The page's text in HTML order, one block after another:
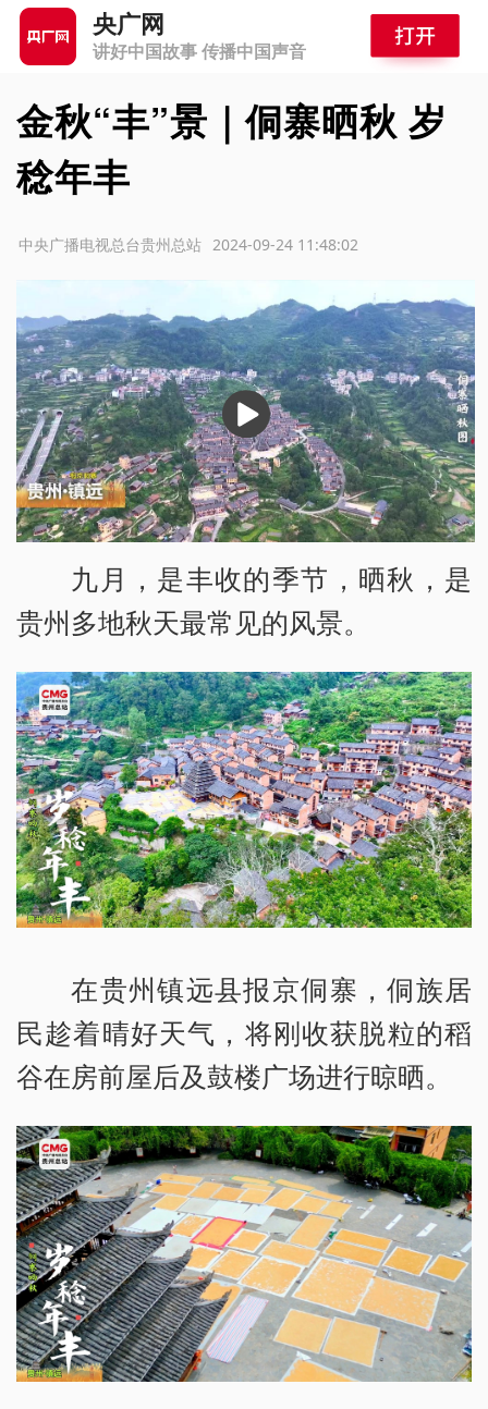
央广网
讲好中国故事 传播中国声音
金秋“丰”景｜侗寨晒秋 岁
稔年丰
2024-09-24 11:48:02
中央广播电视总台贵州总站
播
放
九月，是丰收的季节，晒秋，是
贵州多地秋天最常见的风景。
在贵州镇远县报京侗寨，侗族居
民趁着晴好天气，将刚收获脱粒的稻
谷在房前屋后及鼓楼广场进行晾晒。